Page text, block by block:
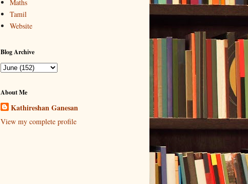
Maths
Tamil
Website
Blog Archive
About Me
Kathireshan Ganesan
View my complete profile